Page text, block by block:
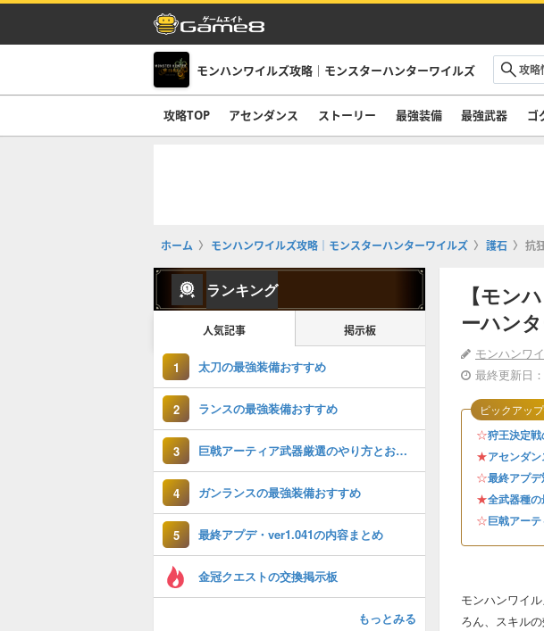
モンハンワイルズ攻略｜モンスターハンターワイルズ
攻略TOP アセンダンス ストーリー 最強装備 最強武器 ゴ
ホーム モンハンワイルズ攻略｜モンスターハンターワイルズ 護石 抗
【モン
ーハン
モンハンワ
最終更新日
☆狩王決定戦
★アセンダ
☆最終アプ
★全武器種
☆巨戟アー
ピックアッ
モンハンワイ
ろん、スキル
ランキング
人気記事 掲示板
1 太刀の最強装備おすすめ
2 ランスの最強装備おすすめ
3 巨戟アーティア武器厳選のやり方とおすすめスキル
4 ガンランスの最強装備おすすめ
5 最終アプデ・ver1.041の内容まとめ
金冠クエストの交換掲示板
もっとみる